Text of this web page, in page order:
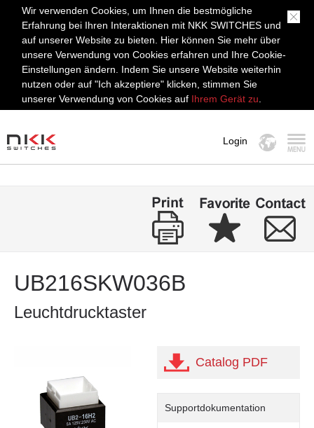
Wir verwenden Cookies, um Ihnen die bestmögliche
Erfahrung bei Ihren Interaktionen mit NKK SWITCHES und
auf unserer Website zu bieten. Hier können Sie mehr über
unsere Verwendung von Cookies erfahren und Ihre Cookie-
Einstellungen ändern. Indem Sie unsere Website weiterhin
nutzen oder auf "Ich akzeptiere" klicken, stimmen Sie
unserer Verwendung von Cookies auf Ihrem Gerät zu
Login
UB216SKW036B
Leuchtdrucktaster
Catalog PDF
Supportdokumentation